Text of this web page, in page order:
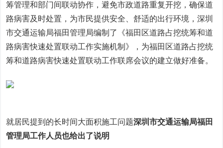
筹管理和部门间联动协作，避免市政道路重复开挖，确保道
路病害及时处置，为市民提供安全、舒适的出行环境，深圳
市交通运输局福田管理局编制了《福田区道路占挖统筹和道
路病害快速处置联动工作实施机制》，为福田区道路占挖统
筹和道路病害快速处置联动工作联席会议的建立做好准备。
就居民提到的长时间大面积施工问题深圳市交通运输局福田
管理局工作人员也给出了说明